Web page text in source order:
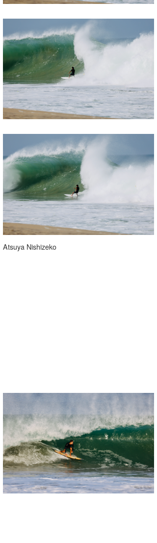
Atsuya Nishizeko